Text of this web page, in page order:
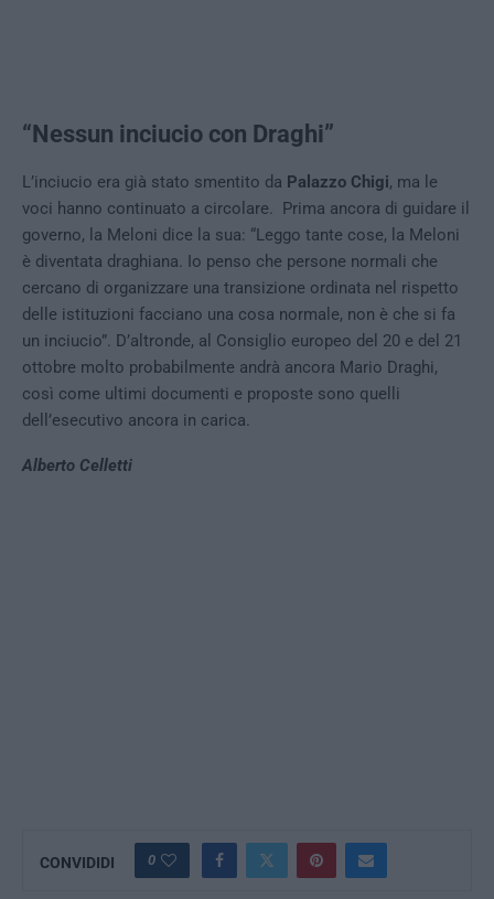
“Nessun inciucio con Draghi”
L’inciucio era già stato smentito da Palazzo Chigi, ma le
voci hanno continuato a circolare. Prima ancora di guidare il
governo, la Meloni dice la sua: “Leggo tante cose, la Meloni
è diventata draghiana. Io penso che persone normali che
cercano di organizzare una transizione ordinata nel rispetto
delle istituzioni facciano una cosa normale, non è che si fa
un inciucio”. D’altronde, al Consiglio europeo del 20 e del 21
ottobre molto probabilmente andrà ancora Mario Draghi,
così come ultimi documenti e proposte sono quelli
dell’esecutivo ancora in carica.
Alberto Celletti
CONVIDIDI 0